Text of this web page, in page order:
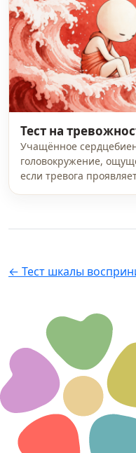
Тест на
Учащённое
головокружение,
если тревога
← Тест шкалы